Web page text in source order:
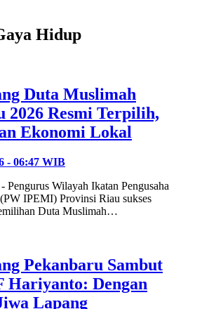
Hidup
Duta Muslimah
2026 Resmi Terpilih,
Ekonomi Lokal
- 06:47 WIB
Wilayah Ikatan Pengusaha
IPEMI) Provinsi Riau sukses
Duta Muslimah…
Pekanbaru Sambut
Hariyanto: Dengan
Lapang